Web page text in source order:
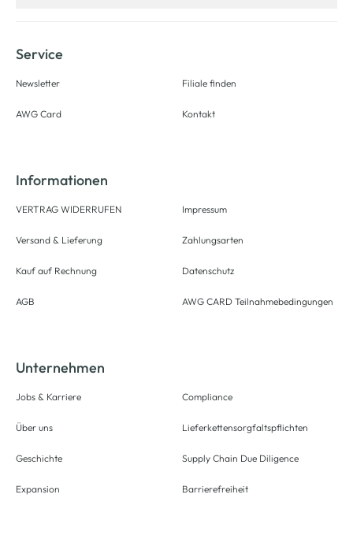
Service
Newsletter
AWG Card
Filiale finden
Kontakt
Informationen
VERTRAG WIDERRUFEN
Versand & Lieferung
Kauf auf Rechnung
AGB
Impressum
Zahlungsarten
Datenschutz
AWG CARD Teilnahmebedingungen
Unternehmen
Jobs & Karriere
Über uns
Geschichte
Expansion
Compliance
Lieferkettensorgfaltspflichten
Supply Chain Due Diligence
Barrierefreiheit